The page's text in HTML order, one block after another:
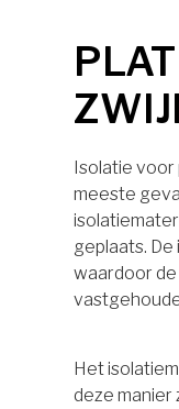
Isolatie
meeste
geplaats.
waardoor
Het
deze manier